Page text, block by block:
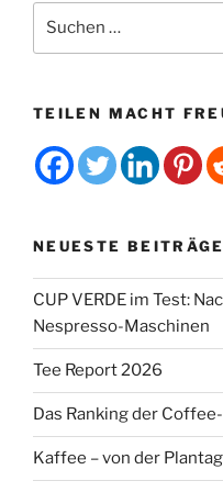
Brustkrebs“
nach:
TEILEN MACHT
NEUESTE BEITRÄGE
CUP VERDE im Test:
Nespresso-Maschinen
Tee Report 2026
Das Ranking der
Kaffee – von der